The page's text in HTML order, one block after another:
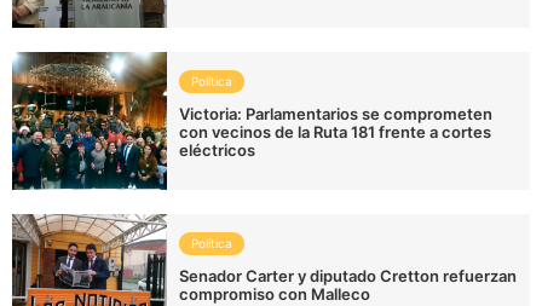
Política
Victoria: Parlamentarios se comprometen
con vecinos de la Ruta 181 frente a cortes
eléctricos
Política
Senador Carter y diputado Cretton refuerzan
compromiso con Malleco